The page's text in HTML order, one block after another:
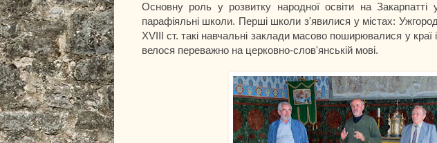
Основну роль у розвитку народної освіти на Закарпатті
парафіяльні школи. Перші школи з'явилися у містах:
ХVІІІ ст. такі навчальні заклади масово поширювалися у
велося переважно на церковно-слов'янській мові.